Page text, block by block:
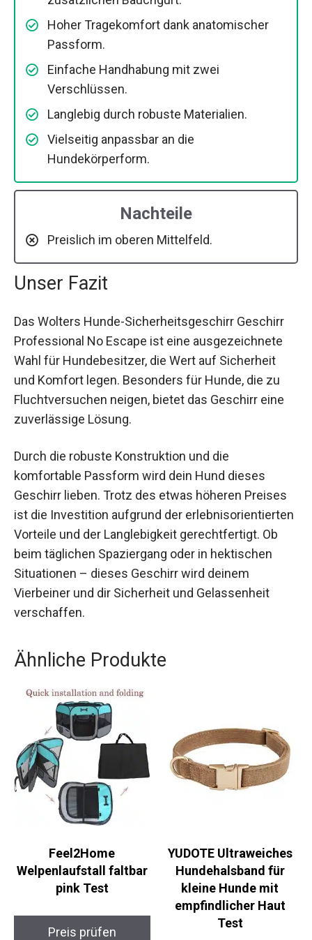
Hoher Tragekomfort dank anatomischer
Passform.
Einfache Handhabung mit zwei
Verschlüssen.
Langlebig durch robuste Materialien.
Vielseitig anpassbar an die
Hundekörperform.
Nachteile
Preislich im oberen Mittelfeld.
Unser Fazit
Das Wolters Hunde-Sicherheitsgeschirr Geschirr
Professional No Escape ist eine ausgezeichnete
Wahl für Hundebesitzer, die Wert auf Sicherheit
und Komfort legen. Besonders für Hunde, die zu
Fluchtversuchen neigen, bietet das Geschirr eine
zuverlässige Lösung.
Durch die robuste Konstruktion und die
komfortable Passform wird dein Hund dieses
Geschirr lieben. Trotz des etwas höheren Preises
ist die Investition aufgrund der erlebnisorientierten
Vorteile und der Langlebigkeit gerechtfertigt. Ob
beim täglichen Spaziergang oder in hektischen
Situationen – dieses Geschirr wird deinem
Vierbeiner und dir Sicherheit und Gelassenheit
verschaffen.
Ähnliche Produkte
Feel2Home
Welpenlaufstall faltbar
pink Test
Preis prüfen
YUDOTE Ultraweiches
Hundehalsband für
kleine Hunde mit
empfindlicher Haut
Test